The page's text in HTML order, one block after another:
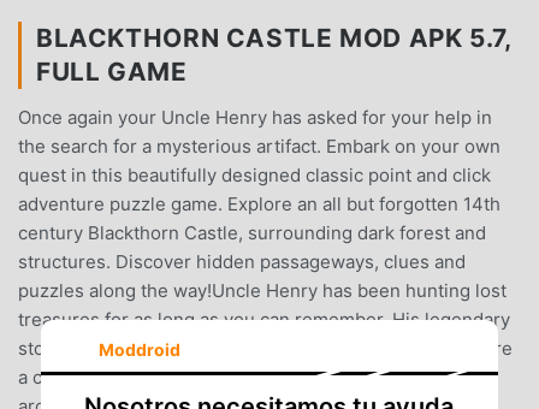
BLACKTHORN CASTLE MOD APK 5.7,
FULL GAME
Once again your Uncle Henry has asked for your help in
the search for a mysterious artifact. Embark on your own
quest in this beautifully designed classic point and click
adventure puzzle game. Explore an all but forgotten 14th
century Blackthorn Castle, surrounding dark forest and
structures. Discover hidden passageways, clues and
puzzles along the way!Uncle Henry has been hunting lost
treasures for as long as you can remember. His legendary
stories of adventure excited your imagination as you were
a child growing up. Now with your newly acquired
Moddroid